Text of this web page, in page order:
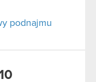
podnajmu